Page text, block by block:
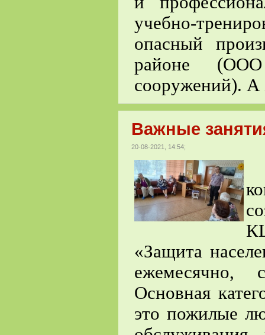
учебно-
опасный
районе
сооружений). А
Важные
20-08-2021, 14:54;
«Защита
ежемесячно,
Основная
это пожилые